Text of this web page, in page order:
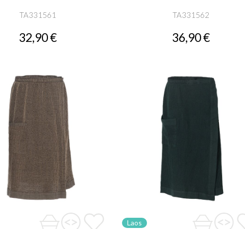
TA331561
32,90 €
TA331562
36,90 €
Laos